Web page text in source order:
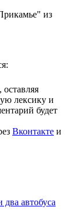
из
лексику и
будет
Вконтакте и
автобуса